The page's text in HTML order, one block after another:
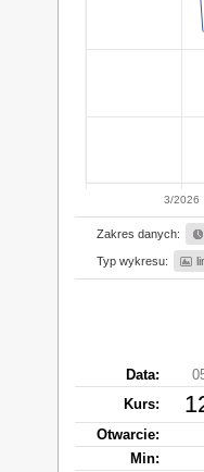
3/2026
Zakres danych:
Typ wykresu:
Data:
Kurs:
Otwarcie:
Min: